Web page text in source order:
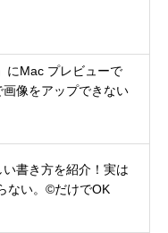
にMac プレビューで
像をアップできない
書き方を紹介！実は
ない。©だけでOK